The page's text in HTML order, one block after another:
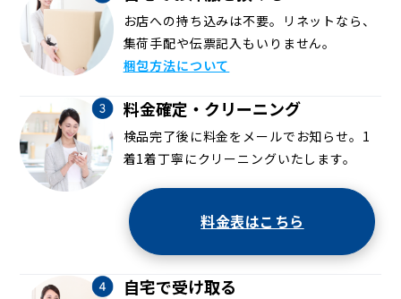
お店への持ち込みは不要。リネットなら、
集荷手配や伝票記入もいりません。
梱包方法について
料金確定・クリーニング
検品完了後に料金をメールでお知らせ。1
着1着丁寧にクリーニングいたします。
料金表はこちら
自宅で受け取る